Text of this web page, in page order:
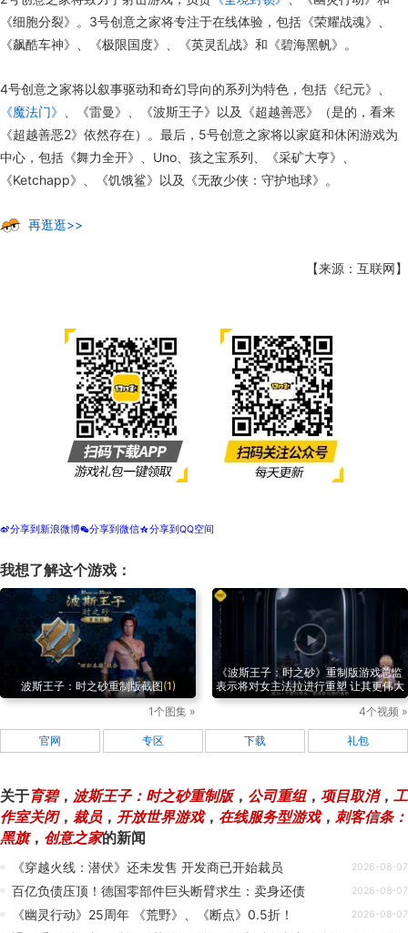
《细胞分裂》。3号创意之家将专注于在线体验，包括《荣耀战魂》、
《飙酷车神》、《极限国度》、《英灵乱战》和《碧海黑帆》。
4号创意之家将以叙事驱动和奇幻导向的系列为特色，包括《纪元》、
《魔法门》
、《雷曼》、《波斯王子》以及《超越善恶》（是的，看来
《超越善恶2》依然存在）。最后，5号创意之家将以家庭和休闲游戏为
中心，包括《舞力全开》、Uno、孩之宝系列、《采矿大亨》、
《Ketchapp》、《饥饿鲨》以及《无敌少侠：守护地球》。
再逛逛>>
【来源：互联网】
t分享到新浪微博w分享到微信z分享到QQ空间
我想了解这个游戏：
波斯王子：时之砂重制版截图(1)
1个图集 »
《波斯王子：时之砂》重制版游戏总监
表示将对女主法拉进行重塑 让其更伟大
4个视频 »
官网 专区 下载 礼包
关于育碧， 波斯王子：时之砂重制版， 公司重组， 项目取消， 工
作室关闭， 裁员， 开放世界游戏， 在线服务型游戏， 刺客信条：
黑旗， 创意之家的新闻
《穿越火线：潜伏》还未发售 开发商已开始裁员 2026-08-07
百亿负债压顶！德国零部件巨头断臂求生：卖身还债 2026-08-07
《幽灵行动》25周年 《荒野》、《断点》0.5折！ 2026-08-07